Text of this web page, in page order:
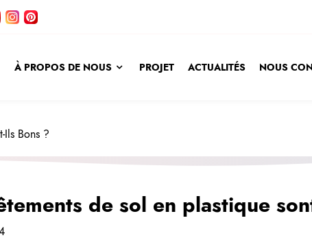
À PROPOS DE NOUS PROJET ACTUALITÉS NOUS
Ils Bons ?
de sol en plastique